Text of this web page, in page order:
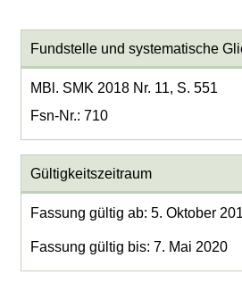
Fundstelle und systematische
MBl. SMK 2018 Nr. 11, S. 551
Fsn-Nr.: 710
Gültigkeitszeitraum
Fassung gültig ab: 5. Oktober
Fassung gültig bis: 7. Mai 2020